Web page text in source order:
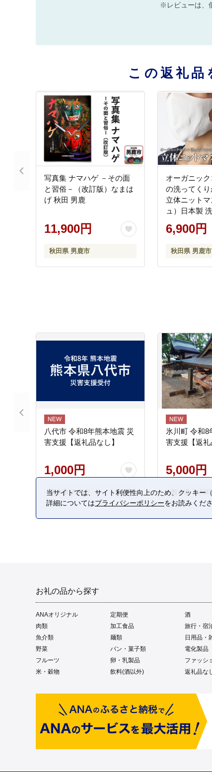
※レビューは、
この返礼品
写真集 ナマハゲ －その面
と習俗－（改訂版）なまは
げ 秋田 男鹿
11,900円
秋田県 男鹿市
オーガニッ
の洗ってく
立体ニット
ュ）日本製
6,900円
秋田県 男鹿市
八代市 令和8年熊本地震 災
害支援【返礼品なし】
1,000円
熊本県 八代市
氷川町 令和8
害支援【返礼
5,000円
熊本県 氷川町
お礼の品から探す
ANAオリジナル 定期便
酒
肉類
加工食品
旅行・宿
魚介類
麺類
日用品・
野菜
パン・菓子類
電化製品
フルーツ
卵・乳製品
ファッシ
米・穀物
飲料(酒以外) 返礼品な
当サイトでは、サイト利便性向上のため、クッキー
詳細についてはプライバシーポリシーをお読みくださ